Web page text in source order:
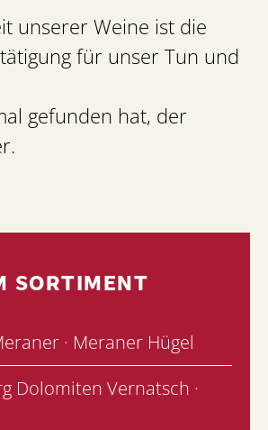
unserer Weine ist die
für unser Tun und
gefunden hat, der
SORTIMENT
· Meraner Hügel
Dolomiten Vernatsch ·